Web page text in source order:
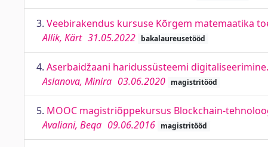
3. Veebirakendus kursuse Kõrgem matemaatika
Allik, Kärt 31.05.2022 bakalaureusetööd
4. Aserbaidžaani haridussüsteemi
Aslanova, Minira 03.06.2020 magistritööd
5. MOOC magistriõppekursus Blockchain-
Avaliani, Beqa 09.06.2016 magistritööd